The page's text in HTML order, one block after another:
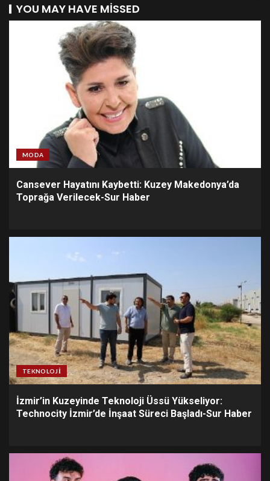
YOU MAY HAVE MISSED
MODA
Cansever Hayatını Kaybetti: Kuzey Makedonya’da
Toprağa Verilecek-Sur Haber
TEKNOLOJI
İzmir’in Kuzeyinde Teknoloji Üssü Yükseliyor:
Technocity İzmir’de İnşaat Süreci Başladı-Sur Haber